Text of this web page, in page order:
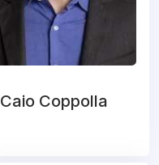
Caio Coppolla